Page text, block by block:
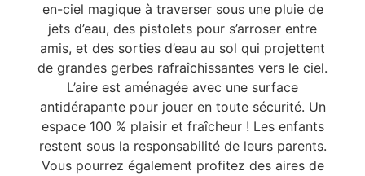
en-ciel magique à traverser sous une pluie de
jets d’eau, des pistolets pour s’arroser entre
amis, et des sorties d’eau au sol qui projettent
de grandes gerbes rafraîchissantes vers le ciel.
L’aire est aménagée avec une surface
antidérapante pour jouer en toute sécurité. Un
espace 100 % plaisir et fraîcheur ! Les enfants
restent sous la responsabilité de leurs parents.
Vous pourrez également profitez des aires de